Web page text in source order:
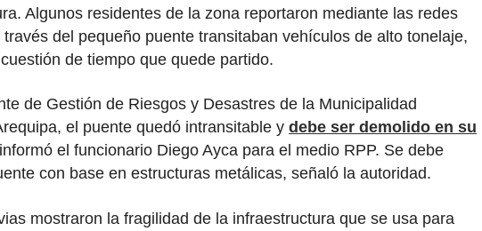
Algunos residentes de la zona reportaron mediante las redes
del pequeño puente transitaban vehículos de alto tonelaje,
de tiempo que quede partido.
de Gestión de Riesgos y Desastres de la Municipalidad
el puente quedó intransitable y debe ser demolido en su
el funcionario Diego Ayca para el medio RPP. Se debe
con base en estructuras metálicas, señaló la autoridad.
mostraron la fragilidad de la infraestructura que se usa para